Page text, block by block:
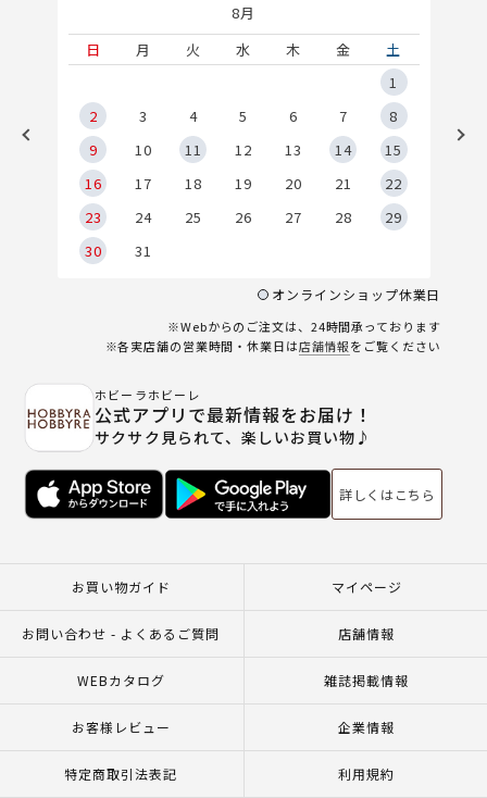
8月
日
月 火 水 木 金
土
1
2
3 4 5 6 7
8
9
10 11 12 13 14
15
16
17 18 19 20 21
22
23
24 25 26 27 28
29
30
31
オンラインショップ休業日
※Webからのご注文は、24時間承っております
※各実店舗の営業時間・休業日は店舗情報をご覧ください
ホビーラホビーレ
公式アプリで最新情報をお届け！
サクサク見られて、楽しいお買い物♪
詳しくはこちら
お買い物ガイド マイページ
お問い合わせ - よくあるご質問 店舗情報
WEBカタログ 雑誌掲載情報
お客様レビュー 企業情報
特定商取引法表記 利用規約